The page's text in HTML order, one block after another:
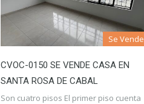
Se Vende
CVOC-0150 SE VENDE CASA EN
SANTA ROSA DE CABAL
Son cuatro pisos El primer piso cuenta